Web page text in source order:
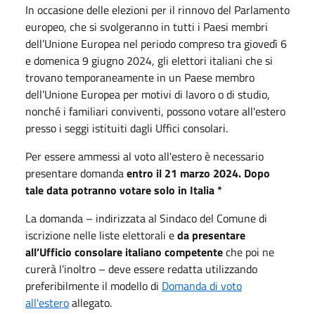
In occasione delle elezioni per il rinnovo del Parlamento
europeo, che si svolgeranno in tutti i Paesi membri
dell’Unione Europea nel periodo compreso tra giovedì 6
e domenica 9 giugno 2024, gli elettori italiani che si
trovano temporaneamente in un Paese membro
dell’Unione Europea per motivi di lavoro o di studio,
nonché i familiari conviventi, possono votare all'estero
presso i seggi istituiti dagli Uffici consolari.
Per essere ammessi al voto all'estero è necessario
presentare domandaentro il 21 marzo 2024. Dopo
tale data potranno votare solo in Italia *
La domanda – indirizzata al Sindaco del Comune di
iscrizione nelle liste elettorali eda presentare
all’Ufficio consolare italiano competenteche poi ne
curerà l’inoltro – deve essere redatta utilizzando
preferibilmente il modello di Domanda di voto
all'esteroallegato.